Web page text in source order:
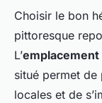
Choisir le bon
pittoresque
L’emplacement
situé permet
locales et de